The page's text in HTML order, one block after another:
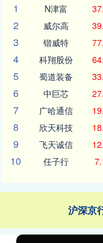
1
N津富
2 威尔高
3 锴威特
4 科翔股份
5 蜀道装备
6 中巨芯
7 广哈通信
8 欣天科技
9 飞天诚信
10 任子行
沪深京